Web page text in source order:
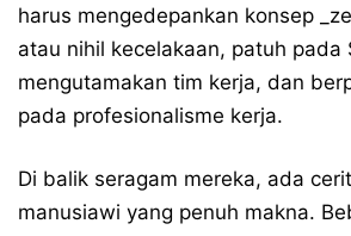
harus mengedepankan konsep
atau nihil kecelakaan, patuh pada
mengutamakan tim kerja, dan
pada profesionalisme kerja.
Di balik seragam mereka, ada
manusiawi yang penuh makna.